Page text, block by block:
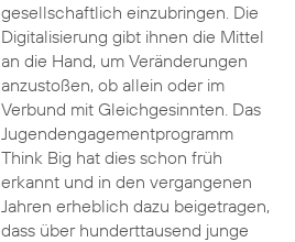
gesellschaftlich einzubringen. Die
Digitalisierung gibt ihnen die Mittel
an die Hand, um Veränderungen
anzustoßen, ob allein oder im
Verbund mit Gleichgesinnten. Das
Jugendengagementprogramm
Think Big hat dies schon früh
erkannt und in den vergangenen
Jahren erheblich dazu beigetragen,
dass über hunderttausend junge